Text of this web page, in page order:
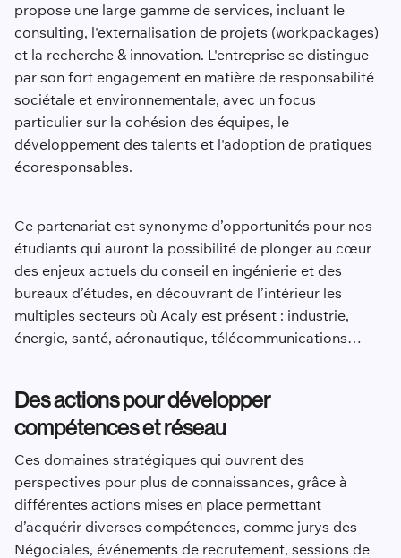
propose une large gamme de services, incluant le
consulting, l'externalisation de projets (workpackages)
et la recherche & innovation. L'entreprise se distingue
par son fort engagement en matière de responsabilité
sociétale et environnementale, avec un focus
particulier sur la cohésion des équipes, le
développement des talents et l'adoption de pratiques
écoresponsables.
Ce partenariat est synonyme d’opportunités pour nos
étudiants qui auront la possibilité de plonger au cœur
des enjeux actuels du conseil en ingénierie et des
bureaux d’études, en découvrant de l’intérieur les
multiples secteurs où Acaly est présent : industrie,
énergie, santé, aéronautique, télécommunications…
Des actions pour développer
compétences et réseau
Ces domaines stratégiques qui ouvrent des
perspectives pour plus de connaissances, grâce à
différentes actions mises en place permettant
d’acquérir diverses compétences, comme jurys des
Négociales, événements de recrutement, sessions de